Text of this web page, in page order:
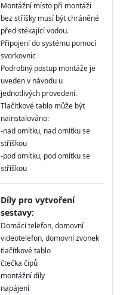
Montážní místo při montáži
bez stříšky musí být chráněné
před stékající vodou.
Připojení do systému pomocí
svorkovnic
Podrobný postup montáže je
uveden v návodu u
jednotlivých provedení.
Tlačítkové tablo může být
nainstalováno:
-nad omítku, nad omítku se
stříškou
-pod omítku, pod omítku se
stříškou
Díly pro vytvoření
sestavy:
Domácí telefon, domovní
videotelefon, domovní zvonek
tlačítkové tablo
čtečka čipů
montážní díly
napájení